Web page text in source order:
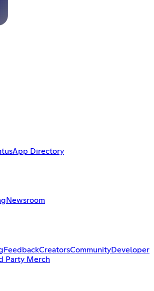
App Directory
Newsroom
FeedbackCreatorsCommunityDeveloper
Party Merch